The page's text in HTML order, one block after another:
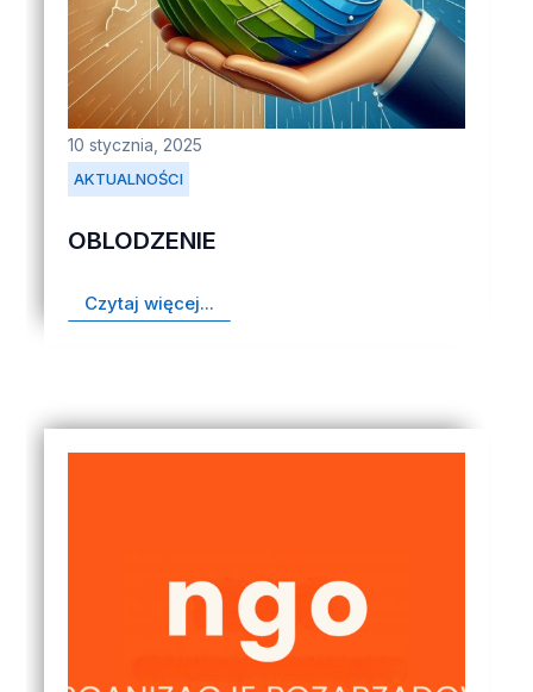
AKTUALNOŚCI
10 stycznia, 2025
OBLODZENIE
Czytaj więcej...